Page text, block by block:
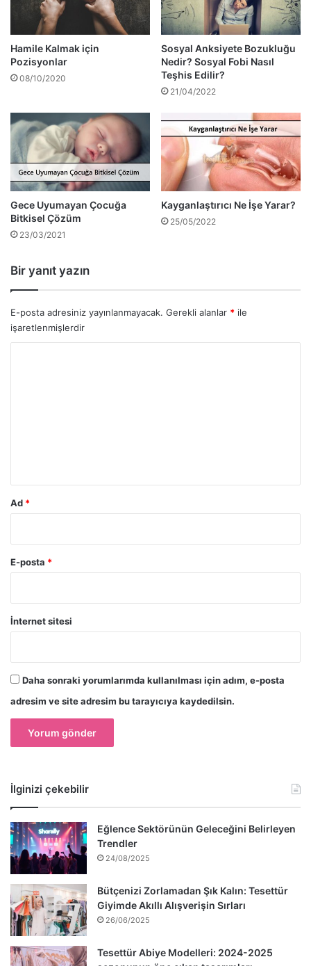
Hamile Kalmak için
Pozisyonlar
08/10/2020
Sosyal Anksiyete Bozukluğu
Nedir? Sosyal Fobi Nasıl
Teşhis Edilir?
21/04/2022
Gece Uyumayan Çocuğa
Bitkisel Çözüm
23/03/2021
Kayganlaştırıcı Ne İşe Yarar?
25/05/2022
Bir yanıt yazın
E-posta adresiniz yayınlanmayacak. Gerekli alanlar * ile
işaretlenmişlerdir
Ad *
E-posta *
İnternet sitesi
Daha sonraki yorumlarımda kullanılması için adım, e-posta
adresim ve site adresim bu tarayıcıya kaydedilsin.
İlginizi çekebilir
Eğlence Sektörünün Geleceğini Belirleyen
Trendler
24/08/2025
Bütçenizi Zorlamadan Şık Kalın: Tesettür
Giyimde Akıllı Alışverişin Sırları
26/06/2025
Tesettür Abiye Modelleri: 2024-2025